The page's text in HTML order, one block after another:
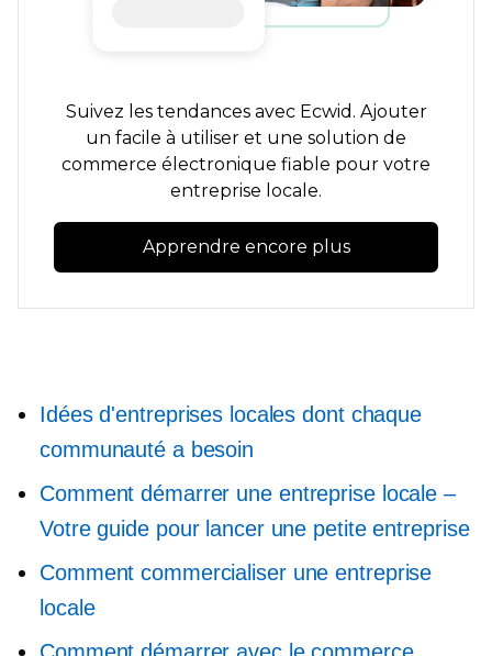
Suivez les tendances avec Ecwid. Ajouter
un facile à utiliser et une solution de
commerce électronique fiable pour votre
entreprise locale.
Apprendre encore plus
Idées d'entreprises locales dont chaque
communauté a besoin
Comment démarrer une entreprise locale –
Votre guide pour lancer une petite entreprise
Comment commercialiser une entreprise
locale